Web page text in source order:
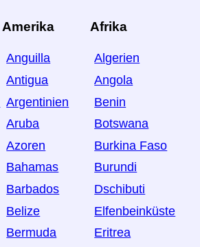
Amerika
Anguilla
Antigua
Argentinien
Aruba
Azoren
Bahamas
Barbados
Belize
Bermuda
Afrika
Algerien
Angola
Benin
Botswana
Burkina Faso
Burundi
Dschibuti
Elfenbeinküste
Eritrea